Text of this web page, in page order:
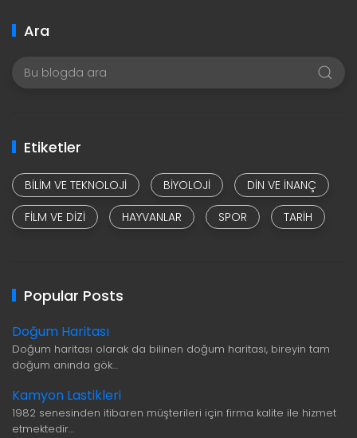
Ara
Etiketler
BILIM VE TEKNOLOJI BIYOLOJI
DIN VE INANÇ
FILM VE DIZI
HAYVANLAR SPOR TARIH
Popular Posts
Doğum Haritası
Doğum haritası olarak da bilinen doğum haritası, bireyin tam
doğum anında gök…
Kamyon Lastikleri
1982 senesinden itibaren müşterileri için firma kalite ile hizmet
etmektedir…